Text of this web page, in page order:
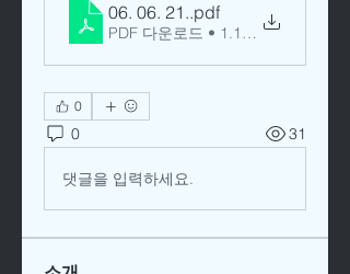
06. 06. 21..pdf
PDF 다운로드 • 1.16MB
0
0 31
댓글을 입력하세요.